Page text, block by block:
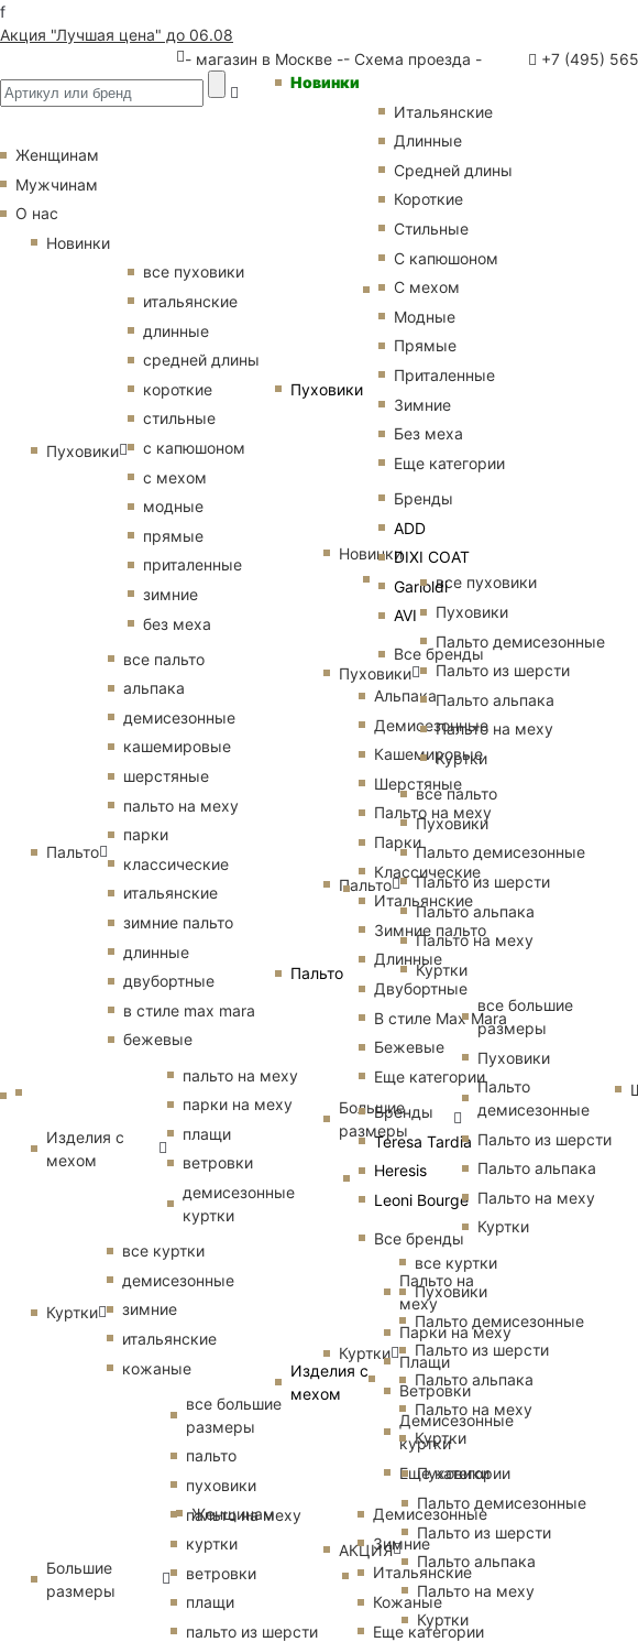
f
Акция "Лучшая цена" до 06.08
- магазин в Москве -- Схема проезда - +7 (495)
Женщинам
Новинки
Пуховики
Итальянские
Длинные
Средней длины
Короткие
Стильные
С капюшоном
С мехом
Модные
Прямые
Приталенные
Зимние
Без меха
Еще категории
Бренды
ADD
DIXI COAT
Garioldi
AVI
Все бренды
Пальто
Альпака
Демисезонные
Кашемировые
Шерстяные
Пальто на меху
Парки
Классические
Итальянские
Зимние пальто
Длинные
Двубортные
В стиле Max Mara
Бежевые
Еще категории
Бренды
Teresa Tardia
Heresis
Leoni Bourge
Все бренды
Изделия с
мехом
Пальто на
меху
Парки на меху
Плащи
Ветровки
Демисезонные
куртки
Еще категории
Демисезонные
Зимние
Итальянские
Кожаные
Еще категории
Женщинам
Мужчинам
О нас
Новинки
Пуховики
все пуховики
итальянские
длинные
средней длины
короткие
стильные
с капюшоном
с мехом
модные
прямые
приталенные
зимние
без меха
Пальто
все пальто
альпака
демисезонные
кашемировые
шерстяные
пальто на меху
парки
классические
итальянские
зимние пальто
длинные
двубортные
в стиле max mara
бежевые
Изделия с
мехом
пальто на меху
парки на меху
плащи
ветровки
демисезонные
куртки
Куртки
все куртки
демисезонные
зимние
итальянские
кожаные
Большие
размеры
все большие
размеры
пальто
пуховики
пальто на меху
куртки
ветровки
плащи
пальто из шерсти
Новинки
Пуховики
все пуховики
Пуховики
Пальто демисезонные
Пальто из шерсти
Пальто альпака
Пальто на меху
Куртки
Пальто
все пальто
Пуховики
Пальто демисезонные
Пальто из шерсти
Пальто альпака
Пальто на меху
Куртки
Большие
размеры
все большие
размеры
Пуховики
Пальто
демисезонные
Пальто из шерсти
Пальто альпака
Пальто на меху
Куртки
Куртки
все куртки
Пуховики
Пальто демисезонные
Пальто из шерсти
Пальто альпака
Пальто на меху
Куртки
АКЦИЯ
Пуховики
Пальто демисезонные
Пальто из шерсти
Пальто альпака
Пальто на меху
Куртки